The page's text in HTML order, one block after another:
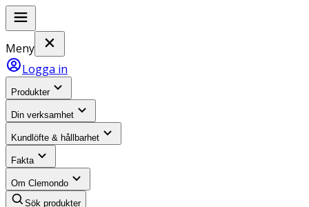
Meny
Logga in
Produkter
Din verksamhet
Kundlöfte & hållbarhet
Fakta
Om Clemondo
Sök produkter